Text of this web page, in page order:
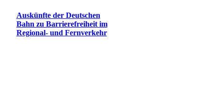
Auskünfte der Deutschen
Bahn zu Barrierefreiheit im
Regional- und Fernverkehr